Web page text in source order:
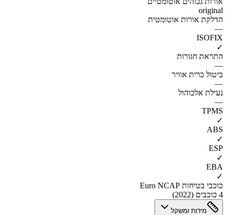
original
הדלקת אורות אוטומטית
—
ISOFIX
✓
התראת חגורות
—
ביטול כרית אוויר
—
נעילת אלכוהול
—
TPMS
✓
ABS
✓
ESP
✓
EBA
✓
כוכבי בטיחות Euro NCAP
4 כוכבים (2022)
מידות ומשקל